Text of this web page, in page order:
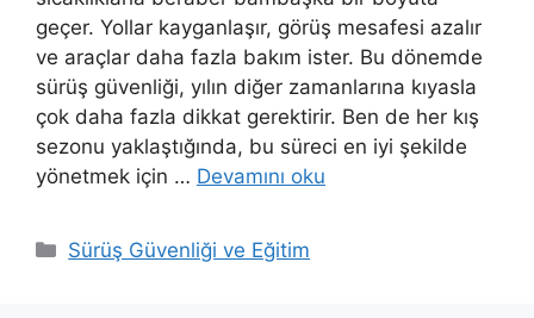
geçer. Yollar kayganlaşır, görüş mesafesi azalır
ve araçlar daha fazla bakım ister. Bu dönemde
sürüş güvenliği, yılın diğer zamanlarına kıyasla
çok daha fazla dikkat gerektirir. Ben de her kış
sezonu yaklaştığında, bu süreci en iyi şekilde
yönetmek için … Devamını oku
K
Sürüş Güvenliği ve Eğitim